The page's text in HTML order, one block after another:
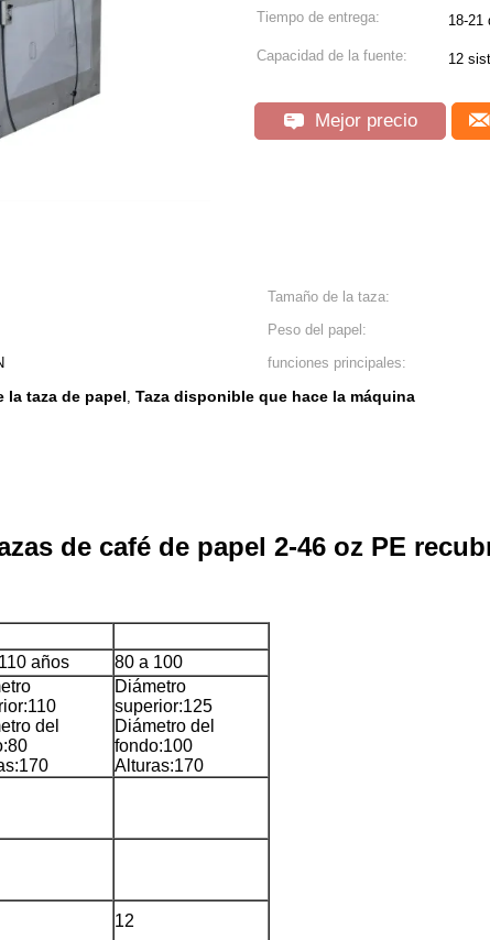
Tiempo de entrega: 18-21
Capacidad de la fuente: 12
Mejor precio
Tamaño de la taza:
Peso del papel:
funciones principales:
la taza de papel, Taza disponible que hace la máquina
de café de papel 2-46 oz PE
años 80 a 100
del
Diámetro
superior:125
Diámetro del
fondo:100
Alturas:170
12